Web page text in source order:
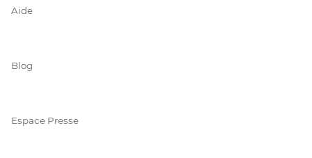
Aide
Blog
Espace Presse